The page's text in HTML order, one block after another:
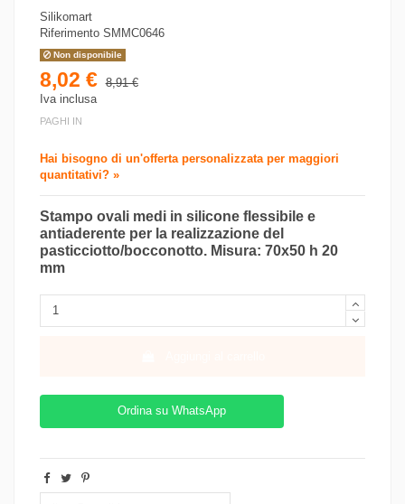
Silikomart
Riferimento SMMC0646
Non disponibile
8,02 € 8,91 €
Iva inclusa
PAGHI IN
Hai bisogno di un'offerta personalizzata per maggiori
quantitativi? »
Stampo ovali medi in silicone flessibile e
antiaderente per la realizzazione del
pasticciotto/bocconotto. Misura: 70x50 h 20
mm
Ordina su WhatsApp